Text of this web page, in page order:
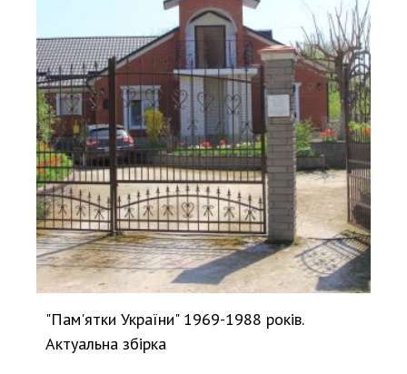
"Пам'ятки України" 1969-1988 років.
Актуальна збірка